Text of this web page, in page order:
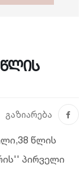
გაზიარება
წლის
პირველი